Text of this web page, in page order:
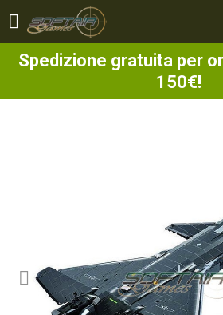
Spedizione gratuita per
150€!